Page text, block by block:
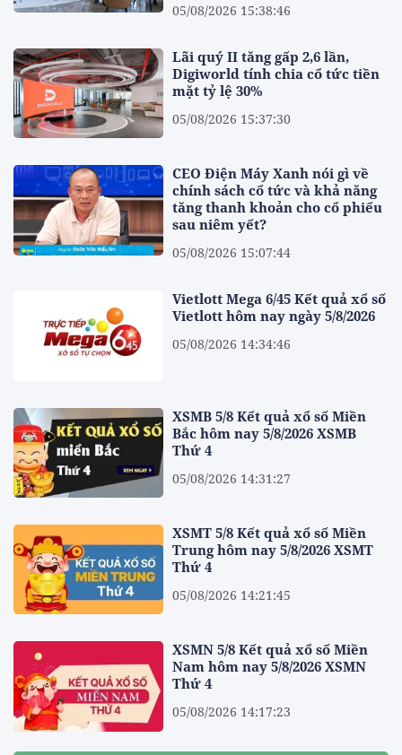
05/08/2026 15:38:46
Lãi quý II tăng gấp 2,6 lần,
Digiworld tính chia cổ tức tiền
mặt tỷ lệ 30%
05/08/2026 15:37:30
CEO Điện Máy Xanh nói gì về
chính sách cổ tức và khả năng
tăng thanh khoản cho cổ phiếu
sau niêm yết?
05/08/2026 15:07:44
Vietlott Mega 6/45 Kết quả xổ số
Vietlott hôm nay ngày 5/8/2026
05/08/2026 14:34:46
XSMB 5/8 Kết quả xổ số Miền
Bắc hôm nay 5/8/2026 XSMB
Thứ 4
05/08/2026 14:31:27
XSMT 5/8 Kết quả xổ số Miền
Trung hôm nay 5/8/2026 XSMT
Thứ 4
05/08/2026 14:21:45
XSMN 5/8 Kết quả xổ số Miền
Nam hôm nay 5/8/2026 XSMN
Thứ 4
05/08/2026 14:17:23